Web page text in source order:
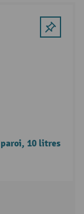
10 litres